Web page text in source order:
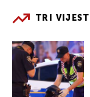
TRI